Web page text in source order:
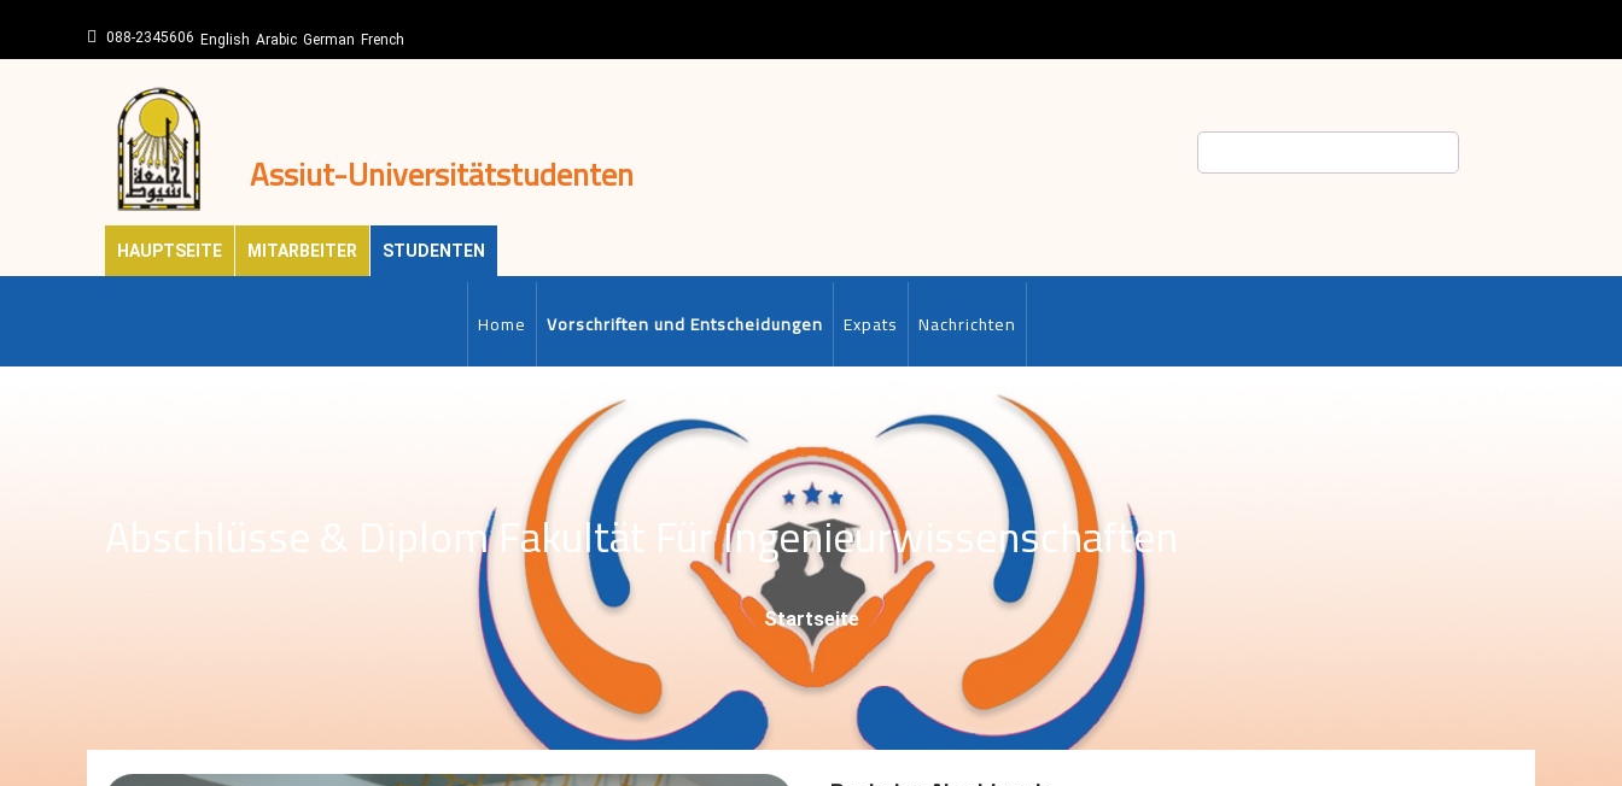
088-2345606 English Arabic German French
Assiut-Universitätstudenten
HAUPTSEITE MITARBEITER STUDENTEN
MAIN-
EN
Home Vorschriften und Entscheidungen Expats Nachrichten
Abschlüsse & Diplom Fakultät Für Ingenieurwissenschaften
Pfadnavigation
Startseite